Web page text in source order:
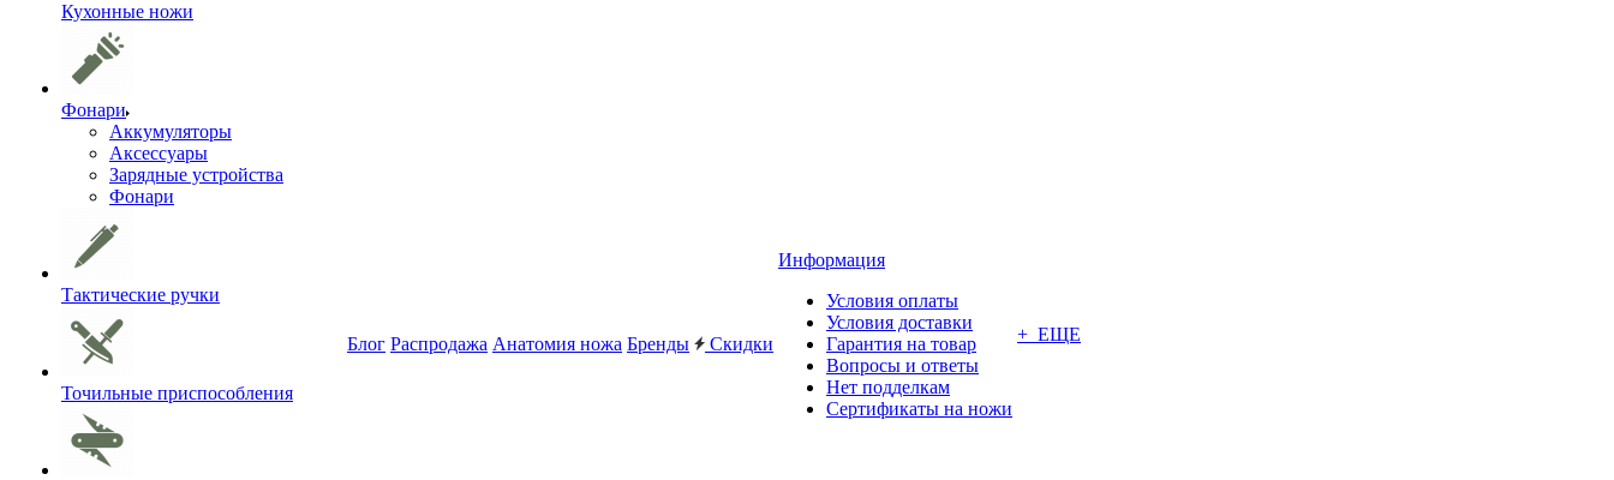
Кухонные ножи
Фонари
Аккумуляторы
Аксессуары
Зарядные устройства
Фонари
Тактические ручки
Точильные приспособления
Блог Распродажа Анатомия ножа Бренды Скидки
Информация
Условия оплаты
Условия доставки
Гарантия на товар
Вопросы и ответы
Нет подделкам
Сертификаты на ножи
+ ЕЩЕ